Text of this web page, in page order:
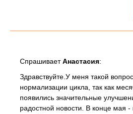
СпрашиваетАнастасия:
Здравствуйте.У меня такой
нормализации цикла, так как
появились значительные
радостной новости. В конце мая